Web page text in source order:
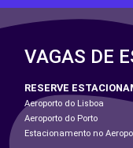
VAGAS DE
RESERVE
Aeroporto do Lisboa
Aeroporto do Porto
Estacionamento no